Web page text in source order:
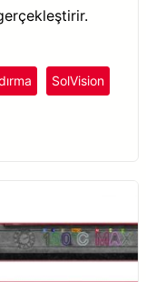
SolVision